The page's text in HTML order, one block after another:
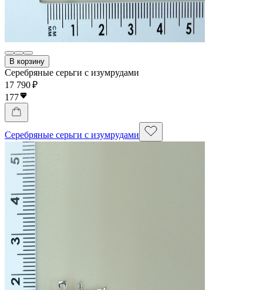
В корзину
Серебряные серьги с изумрудами
17 790 ₽
177
Серебряные серьги с изумрудами